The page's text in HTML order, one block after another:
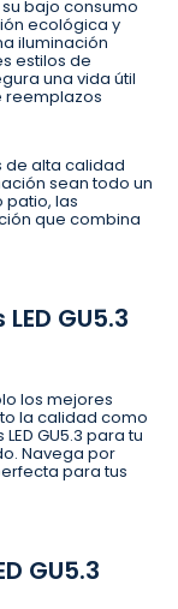
bajo consumo
ecológica y
iluminación
estilos de
una vida útil
reemplazos
de alta calidad
sean todo un
patio, las
que combina
GU5.3
los mejores
la calidad como
GU5.3 para tu
Navega por
para tus
GU5.3